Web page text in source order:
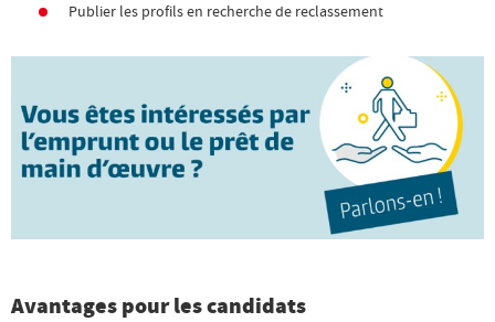
Publier les profils en recherche de reclassement
Avantages pour les candidats